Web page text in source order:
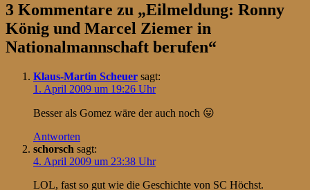
3 Kommentare zu „Eilmeldung: Ronny
König und Marcel Ziemer in
Nationalmannschaft berufen“
Klaus-Martin Scheuer sagt:
1. April 2009 um 19:26 Uhr
Besser als Gomez wäre der auch noch 😛
Antworten
schorsch sagt:
4. April 2009 um 23:38 Uhr
LOL, fast so gut wie die Geschichte von SC Höchst.